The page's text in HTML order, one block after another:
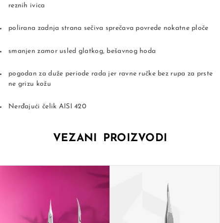
reznih ivica
polirana zadnja strana sečiva sprečava povrede nokatne ploče
smanjen zamor usled glatkog, bešavnog hoda
pogodan za duže periode rada jer ravne ručke bez rupa za prste
ne grizu kožu
Nerđajući čelik AISI 420
VEZANI PROIZVODI